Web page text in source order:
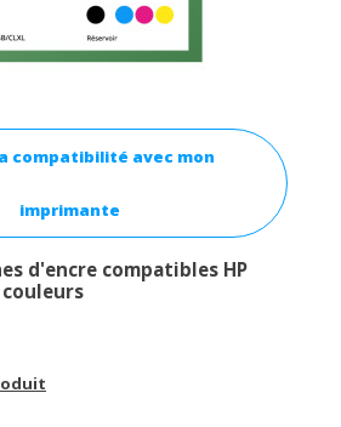
compatibilité avec mon
imprimante
d'encre compatibles HP
couleurs